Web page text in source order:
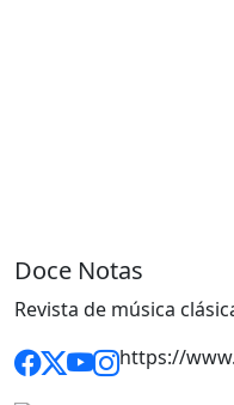
Doce Notas
Revista de música
https://